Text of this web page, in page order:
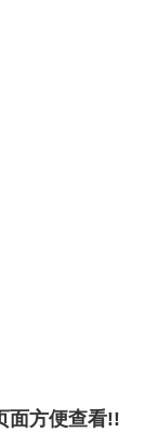
面方便查看!!